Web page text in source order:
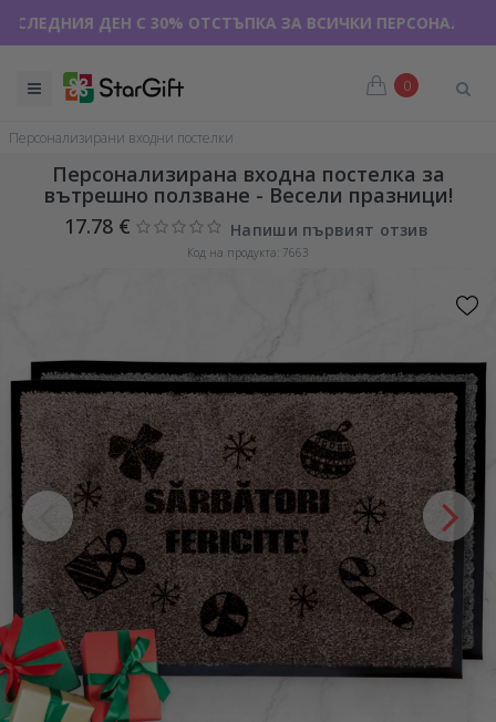
ДЕН С 30% ОТСТЪПКА ЗА ВСИЧКИ ПЕРСОНАЛИЗИРАНИ
0
Персонализирани входни постелки
Персонализирана входна постелка за
вътрешно ползване - Весели празници!
17.78 €
Напиши първият отзив
Код на продукта: 7663